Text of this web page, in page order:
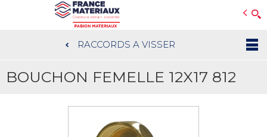
au
contenu
RACCORDS A VISSER
BOUCHON FEMELLE 12X17 812